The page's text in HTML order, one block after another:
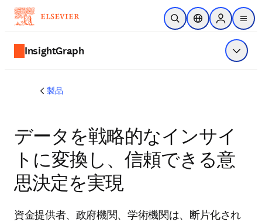
メインのコンテンツにスキップ
検索を開くロケーションセレ
Sign in to
menu
InsightGraph メニュ
製品
データを戦略的なインサイ
トに変換し、信頼できる意
思決定を実現
資金提供者、政府機関、学術機関は、断片化され